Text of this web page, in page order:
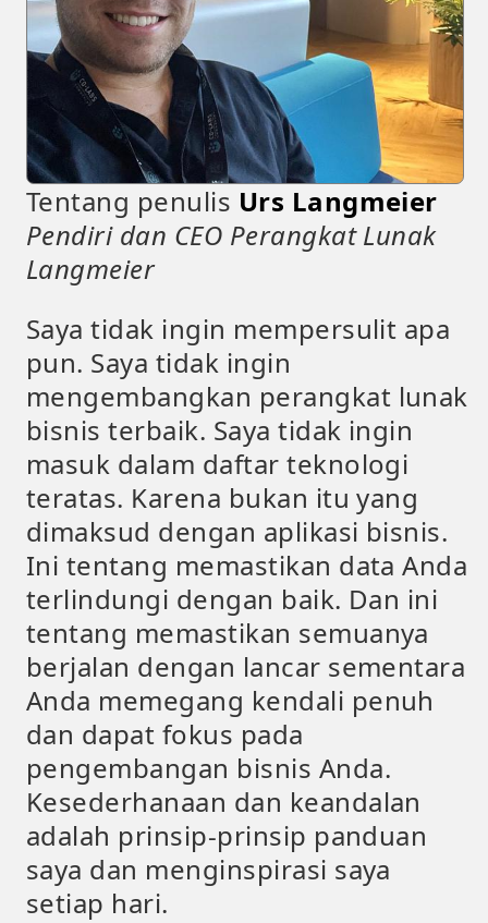
Tentang penulis Urs Langmeier
Pendiri dan CEO Perangkat Lunak
Langmeier
Saya tidak ingin mempersulit apa
pun. Saya tidak ingin
mengembangkan perangkat lunak
bisnis terbaik. Saya tidak ingin
masuk dalam daftar teknologi
teratas. Karena bukan itu yang
dimaksud dengan aplikasi bisnis.
Ini tentang memastikan data Anda
terlindungi dengan baik. Dan ini
tentang memastikan semuanya
berjalan dengan lancar sementara
Anda memegang kendali penuh
dan dapat fokus pada
pengembangan bisnis Anda.
Kesederhanaan dan keandalan
adalah prinsip-prinsip panduan
saya dan menginspirasi saya
setiap hari.